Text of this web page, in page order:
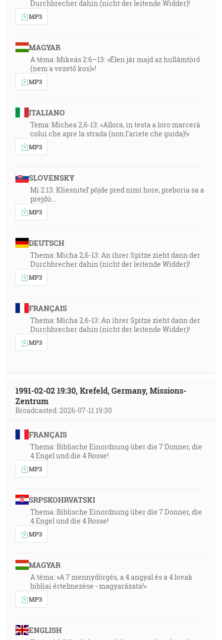
Durchbrecher dahin (nicht der leitende Widder)!
MP3
MAGYAR
A téma: Mikeás 2:6–13: »Élen jár majd az hullámtörő
(nem a vezető kos)«!
MP3
ITALIANO
Tema: Michea 2,6-13: «Allora, in testa a loro marcerà
colui che apre la strada (non l’ariete che guida)!»
MP3
SLOVENSKY
Mi 2:13: Kliesniteľ pôjde pred nimi hore; preboria sa a
prejdú…
MP3
DEUTSCH
Thema: Micha 2,6-13: An ihrer Spitze zieht dann der
Durchbrecher dahin (nicht der leitende Widder)!
MP3
FRANÇAIS
Thema: Micha 2,6-13: An ihrer Spitze zieht dann der
Durchbrecher dahin (nicht der leitende Widder)!
MP3
1991-02-02 19:30, Krefeld, Germany, Missions-
Zentrum
Broadcasted: 2026-07-11 19:30
FRANÇAIS
Thema: Biblische Einordnung über die 7 Donner, die
4 Engel und die 4 Rosse!
MP3
SRPSKOHRVATSKI
Thema: Biblische Einordnung über die 7 Donner, die
4 Engel und die 4 Rosse!
MP3
MAGYAR
A téma: »A 7 mennydörgés, a 4 angyal és a 4 lovak
bibliai értelmezése - magyarázata!«
MP3
ENGLISH